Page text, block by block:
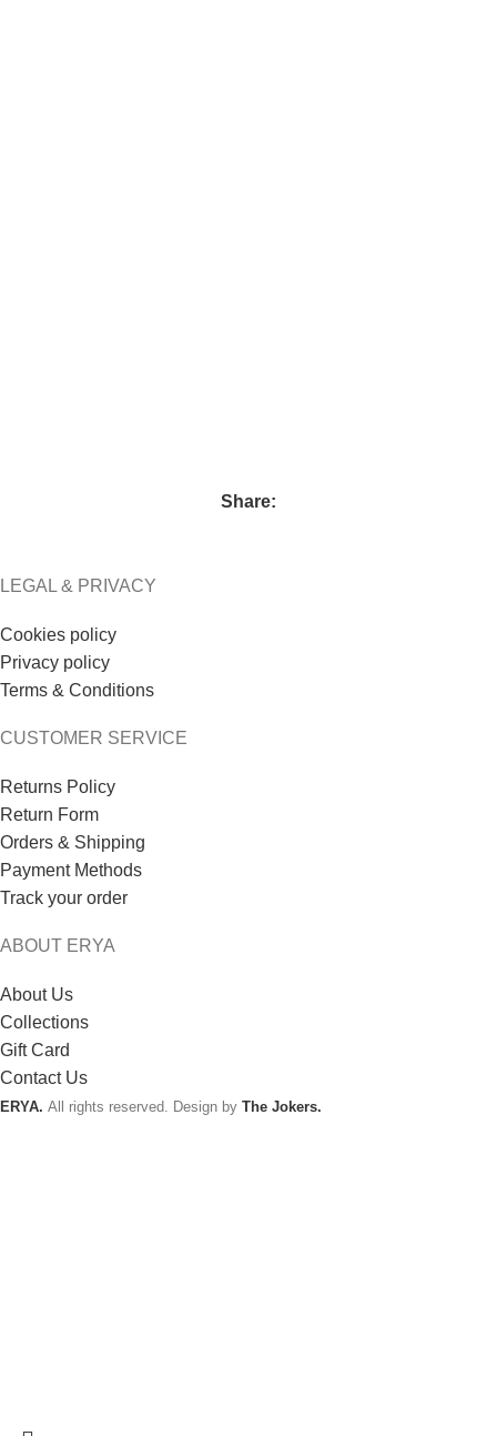
Share:
LEGAL & PRIVACY
Cookies policy
Privacy policy
Terms & Conditions
CUSTOMER SERVICE
Returns Policy
Return Form
Orders & Shipping
Payment Methods
Track your order
ABOUT ERYA
About Us
Collections
Gift Card
Contact Us
ERYA. All rights reserved. Design by The Jokers.